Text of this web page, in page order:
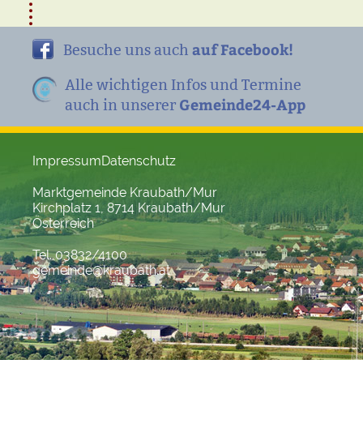
Besuche uns auch auf Facebook!
Alle wichtigen Infos und Termine
auch in unserer Gemeinde24-App
ImpressumDatenschutz
Marktgemeinde Kraubath/Mur
Kirchplatz 1, 8714 Kraubath/Mur
Österreich
Tel. 03832/4100
gemeinde@kraubath.at